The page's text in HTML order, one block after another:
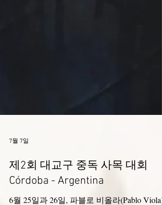
7월 7일
제2회 대교구 중독 사목 대회